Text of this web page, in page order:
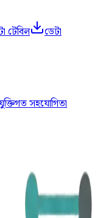
টেবিল
ডেটা
সহযোগিতা